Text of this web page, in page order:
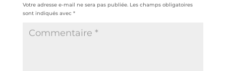
Votre adresse e-mail ne sera pas publiée. Les champs obligatoires
sont indiqués avec *